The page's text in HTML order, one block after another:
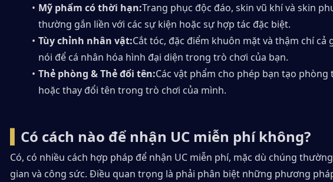
Mỹ phẩm có thời hạn:Trang phục độc đáo, skin vũ khí và skin
thường gắn liền với các sự kiện hoặc sự hợp tác đặc biệt.
Tùy chỉnh nhân vật:Cắt tóc, đặc điểm khuôn mặt và thậm chí cả
nói để cá nhân hóa hình đại diện trong trò chơi của bạn.
Thẻ phòng & Thẻ đổi tên:Các vật phẩm cho phép bạn tạo phòng
hoặc thay đổi tên trong trò chơi của mình.
Có cách nào để nhận UC miễn phí không?
Có, có nhiều cách hợp pháp để nhận UC miễn phí, mặc dù chúng
gian và công sức. Điều quan trọng là phải phân biệt những phương